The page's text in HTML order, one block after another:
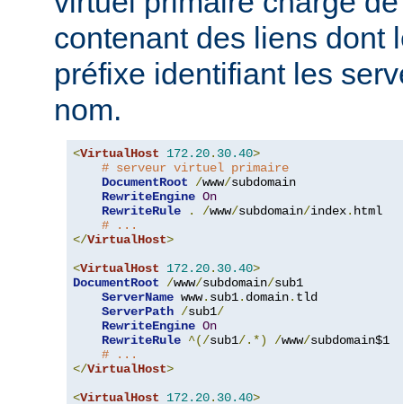
contenant des liens dont
préfixe identifiant les
nom.
<VirtualHost 172.20. 30.40>
# serveur virtuel primaire
DocumentRoot
/www/subdomain
RewriteEngine On
RewriteRule
. /www/subdomain/index. html
# ...
</VirtualHost>
<VirtualHost 172.20. 30.40>
DocumentRoot
/www/subdomain/sub1
ServerName www. sub1. domain. tld
ServerPath /sub1/
RewriteEngine On
RewriteRule ^(/sub1/.*) /www/subdomain$1
# ...
</VirtualHost>
<VirtualHost 172.20. 30.40>